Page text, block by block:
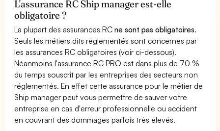
L'assurance RC Ship manager est-elle
obligatoire ?
La plupart des assurances RCne sont pas obligatoires.
Seuls les métiers dits réglementés sont concernés par
les assurances RC obligatoires (voir ci-dessous).
Néanmoins l'assurance RC PRO est dans plus de 70 %
du temps souscrit par les entreprises des secteurs non
réglementés. En effet cette assurance pour le métier de
Ship manager peut vous permettre de sauver votre
entreprise en cas d'erreur professionnelle ou accident
en couvrant des dommages parfois très élevés.